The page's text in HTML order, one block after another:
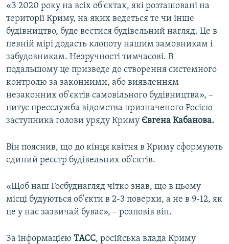
СПЕЦПРОЕКТИ
ДЕПОРТАЦІЯ
ВІДЕОУРОКИ «ELIFBE»
СВІДЧЕННЯ ОКУПАЦІЇ
УКРАЇНСЬКА ПРОБЛЕМА КРИМУ
ЯК ОБІЙТИ БЛОКУВАННЯ
Русский
Qırımtatar
ДОЛУЧАЙСЯ!
Усі сайти RFE/RL
«З 2020 року на всіх об'єктах, які розташовані на
території Криму, на яких ведеться те чи інше
будівництво, буде вестися будівельний нагляд. Це в
певній мірі додасть клопоту нашим замовникам і
забудовникам. Незручності тимчасові. В
подальшому це призведе до створення системного
контролю за законними, або виявленням
незаконних об'єктів самовільного будівництва», –
цитує пресслужба відомства призначеного Росією
заступника голови уряду Криму Євгена Кабанова.
Він пояснив, що до кінця квітня в Криму сформують
єдиний реєстр будівельних об'єктів.
«Щоб наш Госбуднагляд чітко знав, що в цьому
місці будуються об'єкти в 2-3 поверхи, а не в 9-12, як
це у нас зазвичай буває», – розповів він.
За інформацією ТАСС, російська влада Криму